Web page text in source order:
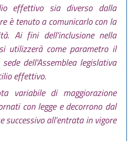
effettivo sia diverso dalla
è tenuto a comunicarlo con la
Ai fini dell'inclusione nella
utilizzerà come parametro il
dell'Assemblea legislativa
effettivo.
variabile di maggiorazione
con legge e decorrono dal
successivo all'entrata in vigore